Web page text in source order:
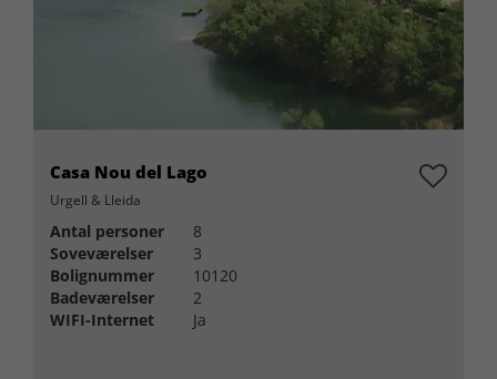
Casa Nou del Lago
Urgell & Lleida
Antal personer
8
Soveværelser
3
Bolignummer
10120
Badeværelser
2
WIFI-Internet
Ja